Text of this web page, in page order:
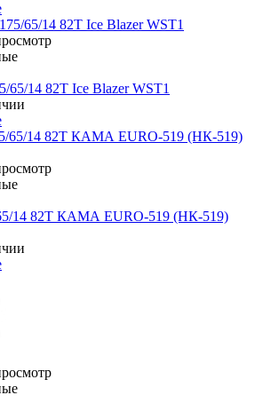
65/14 82T Ice Blazer WST1
14 82T КАМА EURO-519 (НК-519)